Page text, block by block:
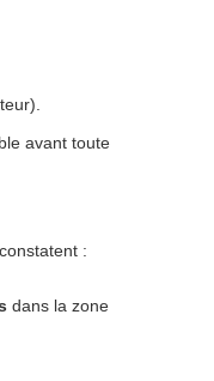
avant toute
:
dans la zone